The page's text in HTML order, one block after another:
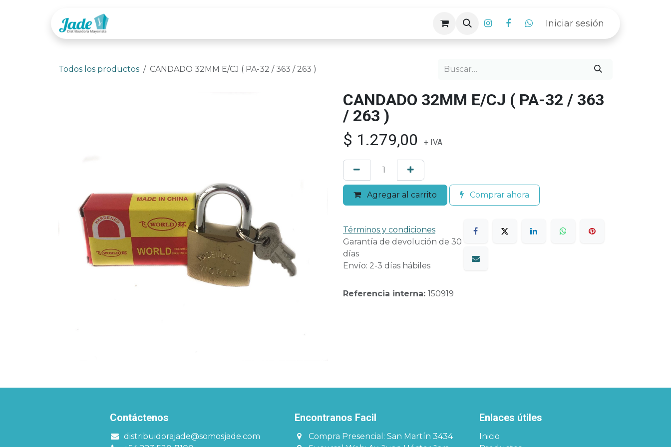
Iniciar sesión
Todos los productos CANDADO 32MM E/CJ ( PA-32 / 363 / 263 )
CANDADO 32MM E/CJ ( PA-32 / 363
/ 263 )
$ 1.279,00 + IVA
Agregar al carrito Comprar ahora
Términos y condiciones
Garantía de devolución de 30
días
Envío: 2-3 días hábiles
Referencia interna: 150919
Enlaces útiles
Inicio
Encontranos Facil​​​
Compra Presencial: San Martín 3434
Contáctenos
distribuidorajade@somosjade.com